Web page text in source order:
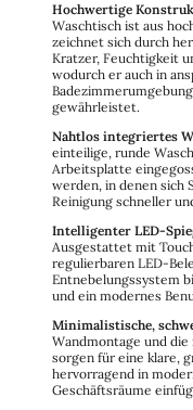
Hochwertige
Waschtisch ist aus
zeichnet sich durch
Kratzer, Feuchtigkeit
wodurch er auch in
gewährleistet.
Nahtlos integriertes
einteilige, runde
Arbeitsplatte
werden, in denen sich
Reinigung schneller
Intelligenter LED-
Ausgestattet mit
regulierbaren LED-
Entnebelungssystem
und ein modernes
Minimalistische,
Wandmontage und
sorgen für eine klare,
hervorragend in
Geschäftsräume